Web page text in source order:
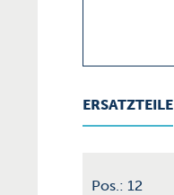
ERSATZTEILE
Pos.: 12